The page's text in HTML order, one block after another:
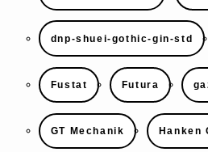
dnp-shuei-gothic-gin-std
Fustat Futura
GT Mechanik Hanken